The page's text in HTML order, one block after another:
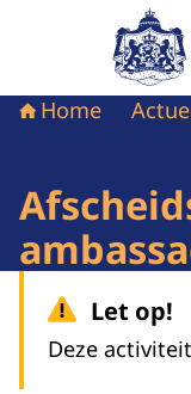
Naar
Home
Let op!
Deze